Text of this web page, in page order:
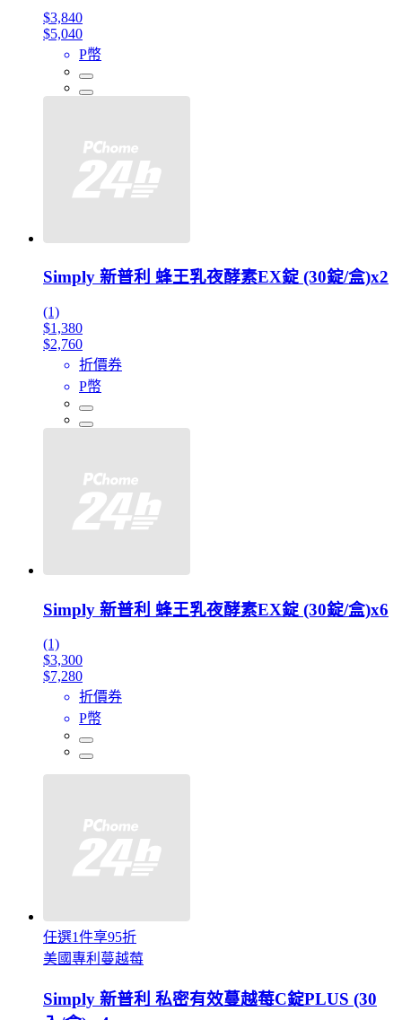
$3,840
$5,040
P幣
Simply 新普利 蜂王乳夜酵素EX錠 (30錠/盒)x2
(1)
$1,380
$2,760
折價券
P幣
Simply 新普利 蜂王乳夜酵素EX錠 (30錠/盒)x6
(1)
$3,300
$7,280
折價券
P幣
任選1件享95折
美國專利蔓越莓
Simply 新普利 私密有效蔓越莓C錠PLUS (30